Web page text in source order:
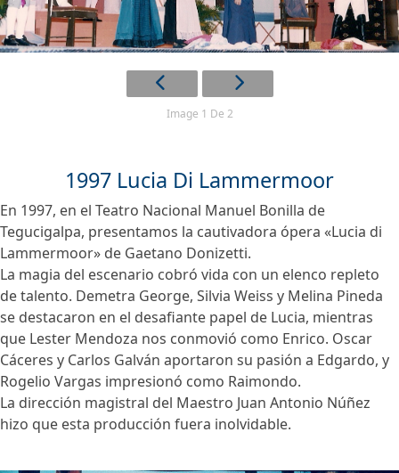
Image 1 De 2
1997 Lucia Di Lammermoor
En 1997, en el Teatro Nacional Manuel Bonilla de
Tegucigalpa, presentamos la cautivadora ópera «Lucia di
Lammermoor» de Gaetano Donizetti.
La magia del escenario cobró vida con un elenco repleto
de talento. Demetra George, Silvia Weiss y Melina Pineda
se destacaron en el desafiante papel de Lucia, mientras
que Lester Mendoza nos conmovió como Enrico. Oscar
Cáceres y Carlos Galván aportaron su pasión a Edgardo, y
Rogelio Vargas impresionó como Raimondo.
La dirección magistral del Maestro Juan Antonio Núñez
hizo que esta producción fuera inolvidable.